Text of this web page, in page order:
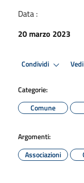
Data :
20 marzo 2023
Condividi
Categorie:
Comune
Argomenti:
Associazioni